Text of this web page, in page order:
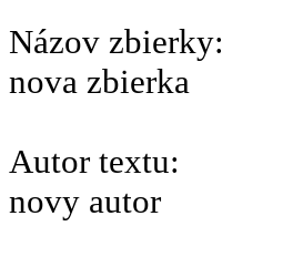
Názov zbierky:
nova zbierka
Autor textu:
novy autor